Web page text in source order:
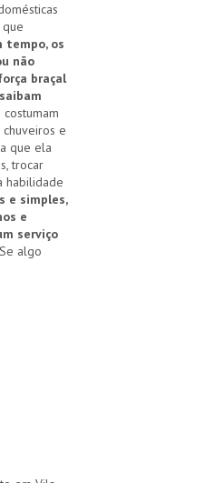
tempo, os
não
braçal
e
que ela
trocar
habilidade
e simples,
e
serviço
Se algo